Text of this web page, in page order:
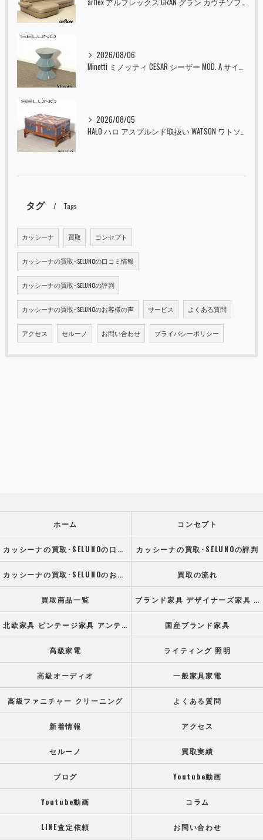
2026/08/06
2026/08/05
タグ Tags
カッシーナ 買取 コンセプト
カッシーナの買取･SELUNOの口コミ情報
カッシーナの買取･SELUNOの評判
カッシーナの買取･SELUNOのお客様の声 サービス よくある質問
アクセス セルーノ お問い合わせ プライバシーポリシー
ホーム コンセプト
カッシーナの買取･SELUNOの口コミ情報 カッシーナの買取･SELUNOの評判
カッシーナの買取･SELUNOのお客様の声 買取の流れ
買取商品一覧 ブランド家具 デザイナーズ家具 高級オフィス家具
北欧家具 ビンテージ家具 アンティーク家具 国産ブランド家具
高級家電 ライティング 照明
高級オーディオ 一般家具家電
高級ファニチャー クリーニング よくある質問
新着情報 アクセス
セルーノ 買取実績
ブログ Youtube動画
Youtube動画 コラム
LINE査定依頼 お問い合わせ